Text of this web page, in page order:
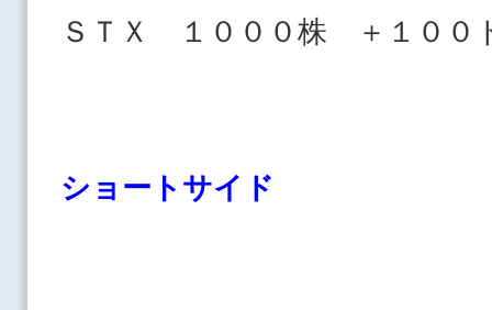
ＳＴＸ １０００株 ＋１００
ショートサイド